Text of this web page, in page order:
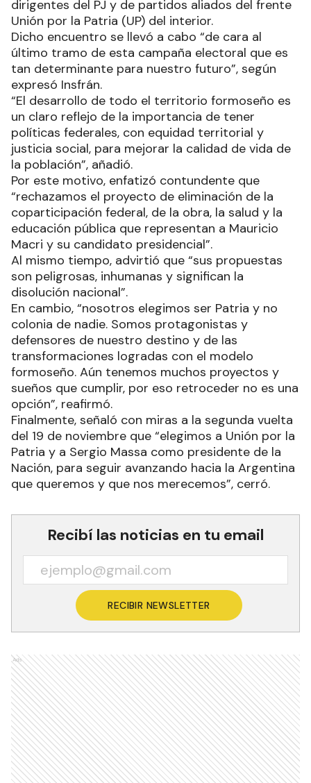
dirigentes del PJ y de partidos aliados del frente
Unión por la Patria (UP) del interior.
Dicho encuentro se llevó a cabo “de cara al
último tramo de esta campaña electoral que es
tan determinante para nuestro futuro”, según
expresó Insfrán.
“El desarrollo de todo el territorio formoseño es
un claro reflejo de la importancia de tener
políticas federales, con equidad territorial y
justicia social, para mejorar la calidad de vida de
la población”, añadió.
Por este motivo, enfatizó contundente que
“rechazamos el proyecto de eliminación de la
coparticipación federal, de la obra, la salud y la
educación pública que representan a Mauricio
Macri y su candidato presidencial”.
Al mismo tiempo, advirtió que “sus propuestas
son peligrosas, inhumanas y significan la
disolución nacional”.
En cambio, “nosotros elegimos ser Patria y no
colonia de nadie. Somos protagonistas y
defensores de nuestro destino y de las
transformaciones logradas con el modelo
formoseño. Aún tenemos muchos proyectos y
sueños que cumplir, por eso retroceder no es una
opción”, reafirmó.
Finalmente, señaló con miras a la segunda vuelta
del 19 de noviembre que “elegimos a Unión por la
Patria y a Sergio Massa como presidente de la
Nación, para seguir avanzando hacia la Argentina
que queremos y que nos merecemos”, cerró.
Recibí las noticias en tu email
RECIBIR NEWSLETTER
Ads